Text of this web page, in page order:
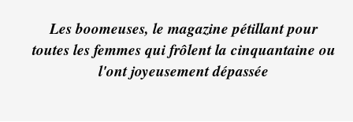
Les boomeuses, le magazine pétillant pour
toutes les femmes qui frôlent la cinquantaine ou
l'ont joyeusement dépassée